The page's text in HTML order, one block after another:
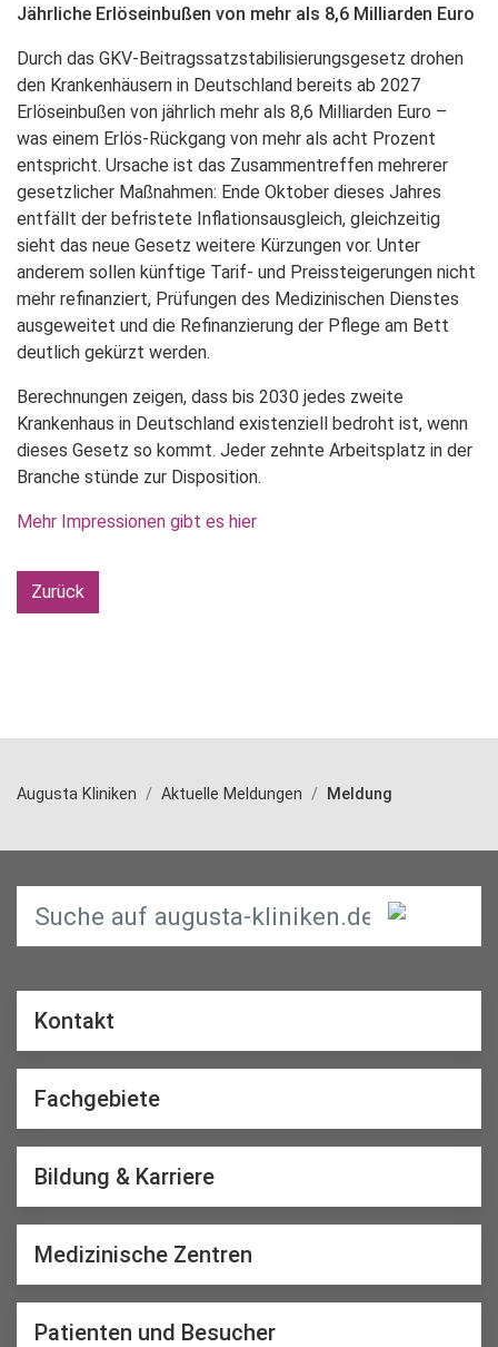
Jährliche Erlöseinbußen von mehr als 8,6 Milliarden Euro
Durch das GKV-Beitragssatzstabilisierungsgesetz drohen
den Krankenhäusern in Deutschland bereits ab 2027
Erlöseinbußen von jährlich mehr als 8,6 Milliarden Euro –
was einem Erlös-Rückgang von mehr als acht Prozent
entspricht. Ursache ist das Zusammentreffen mehrerer
gesetzlicher Maßnahmen: Ende Oktober dieses Jahres
entfällt der befristete Inflationsausgleich, gleichzeitig
sieht das neue Gesetz weitere Kürzungen vor. Unter
anderem sollen künftige Tarif- und Preissteigerungen nicht
mehr refinanziert, Prüfungen des Medizinischen Dienstes
ausgeweitet und die Refinanzierung der Pflege am Bett
deutlich gekürzt werden.
Berechnungen zeigen, dass bis 2030 jedes zweite
Krankenhaus in Deutschland existenziell bedroht ist, wenn
dieses Gesetz so kommt. Jeder zehnte Arbeitsplatz in der
Branche stünde zur Disposition.
Mehr Impressionen gibt es hier
Zurück
Augusta Kliniken Aktuelle Meldungen Meldung
Kontakt
Fachgebiete
Bildung & Karriere
Medizinische Zentren
Patienten und Besucher